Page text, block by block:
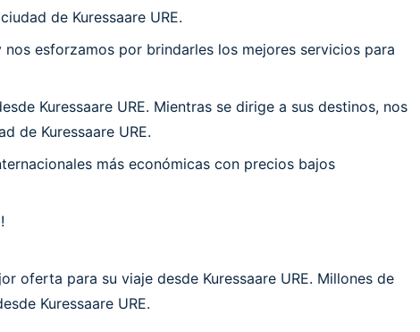
de Kuressaare URE.
esforzamos por brindarles los mejores servicios para
Kuressaare URE. Mientras se dirige a sus destinos, nos
de Kuressaare URE.
más económicas con precios bajos
oferta para su viaje desde Kuressaare URE. Millones de
Kuressaare URE.